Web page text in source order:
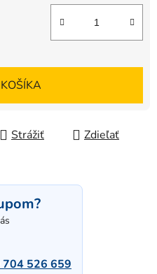
Strážiť Zdieľať
526 659